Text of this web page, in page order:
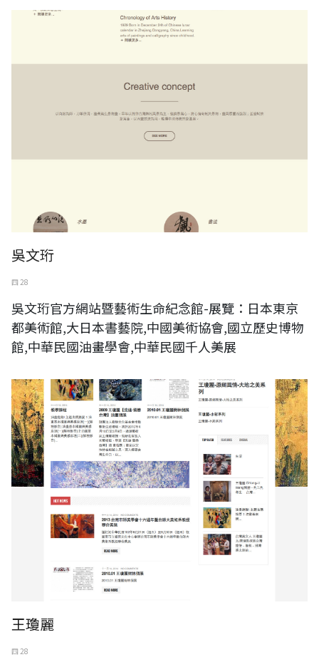
吳文珩
四 28
吳文珩官方網站暨藝術生命紀念館-展覽：日本東京
都美術館,大日本書藝院,中國美術協會,國立歷史博物
館,中華民國油畫學會,中華民國千人美展
王瓊麗
四 28